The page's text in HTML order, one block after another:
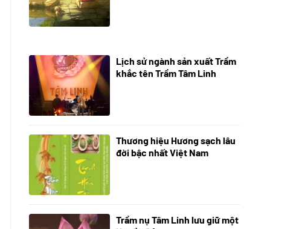
21/10/2025
Lịch sử ngành sản xuất Trầm
khắc tên Trầm Tâm Linh
18/10/2025
Thương hiệu Hương sạch lâu
đời bậc nhất Việt Nam
05/10/2025
Trầm nụ Tâm Linh lưu giữ một